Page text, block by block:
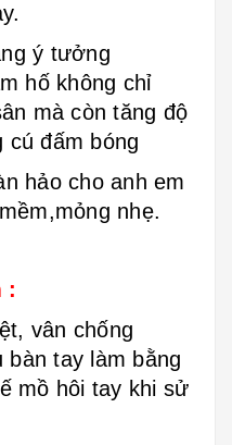
ý tưởng
hố không chỉ
mà còn tăng độ
cú đấm bóng
hảo cho anh em
nhẹ.
:
vân chống
bàn tay làm bằng
mồ hôi tay khi sử